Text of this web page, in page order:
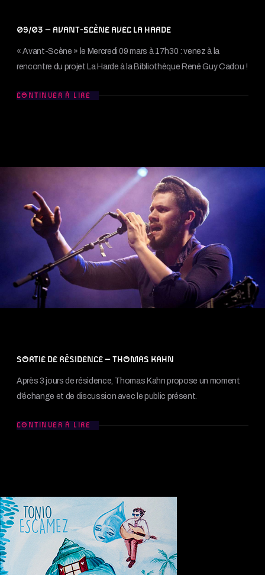
09/03 – AVANT-SCÈNE AVEC LA HARDE
« Avant-Scène » le Mercredi 09 mars à 17h30 : venez à la
rencontre du projet La Harde à la Bibliothèque René Guy Cadou !
CONTINUER À LIRE
SORTIE DE RÉSIDENCE – THOMAS KAHN
Après 3 jours de résidence, Thomas Kahn propose un moment
d’échange et de discussion avec le public présent.
CONTINUER À LIRE